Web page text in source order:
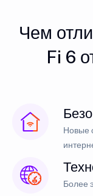
Чем
Fi 6
Новые
Более